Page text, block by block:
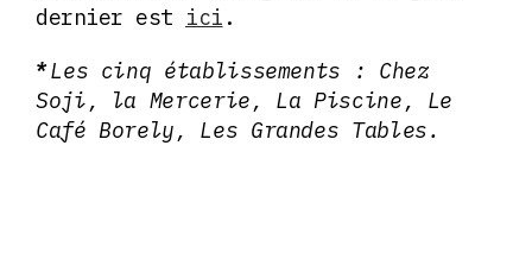
dernier est ici .
*Les cinq établissements : Chez
Soji, la Mercerie, La Piscine, Le
Café Borely, Les Grandes Tables.